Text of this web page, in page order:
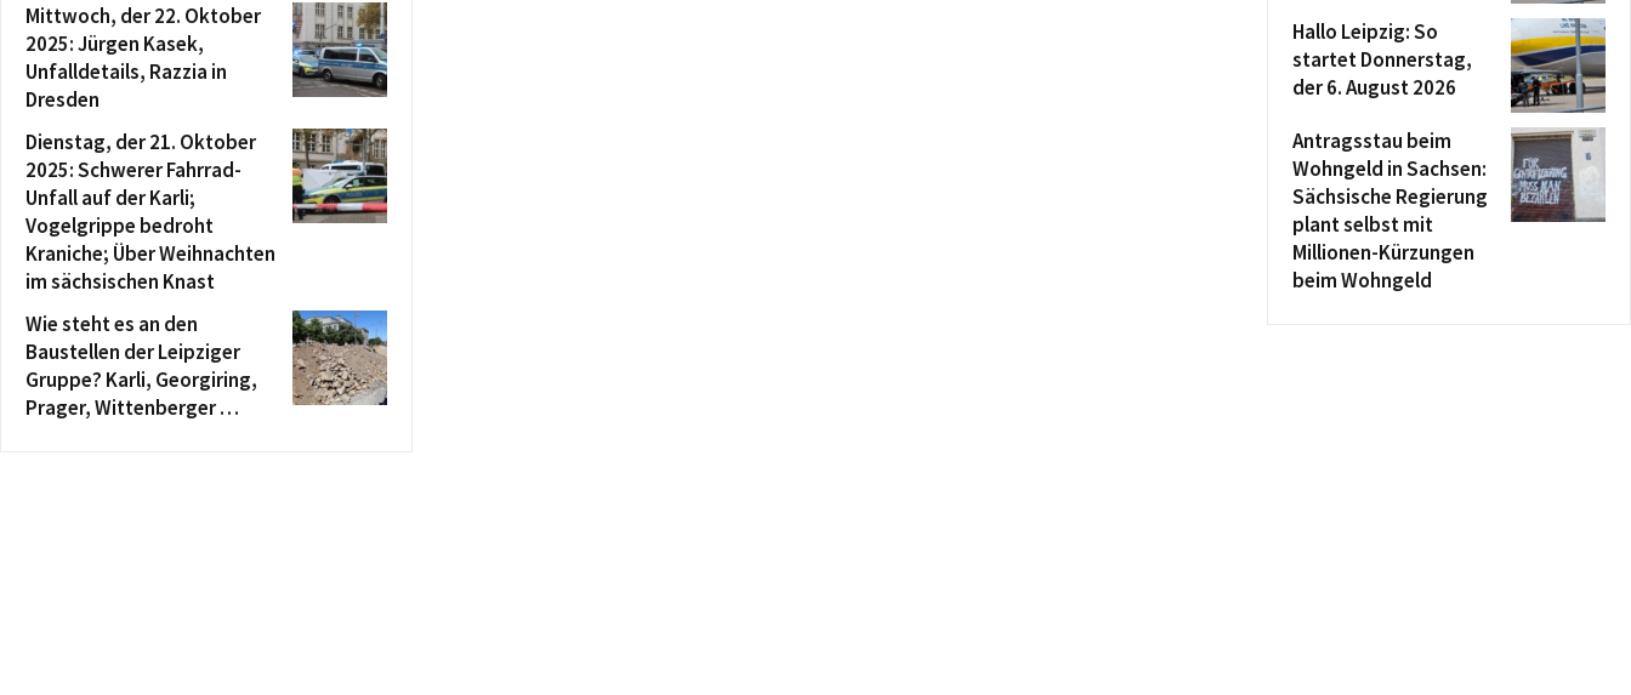
Mittwoch, der 22. Oktober
2025: Jürgen Kasek,
Unfalldetails, Razzia in
Dresden
Dienstag, der 21. Oktober
2025: Schwerer Fahrrad-
Unfall auf der Karli;
Vogelgrippe bedroht
Kraniche; Über Weihnachten
im sächsischen Knast
Wie steht es an den
Baustellen der Leipziger
Gruppe? Karli, Georgiring,
Prager, Wittenberger …
Hallo Leipzig: So
startet Donnerstag,
der 6. August 2026
Antragsstau beim
Wohngeld in Sachsen:
Sächsische Regierung
plant selbst mit
Millionen-Kürzungen
beim Wohngeld